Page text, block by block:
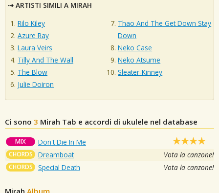
ARTISTI SIMILI A MIRAH
Rilo Kiley
Azure Ray
Laura Veirs
Tilly And The Wall
The Blow
Julie Doiron
Thao And The Get Down Stay
Down
Neko Case
Neko Atsume
Sleater-Kinney
Ci sono 3 Mirah Tab e accordi di ukulele nel database
MIX Don't Die In Me
CHORDS Dreamboat Vota la canzone!
CHORDS Special Death Vota la canzone!
Mirah Album